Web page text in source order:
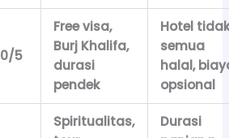
5
Free visa,
Burj Khalifa,
durasi
pendek
Hotel
semua
halal,
opsional
Spiritualitas,
Durasi